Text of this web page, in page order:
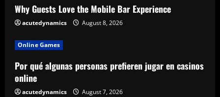
Why Guests Love the Mobile Bar Experience
acutedynamics August 8, 2026
Online Games
Por qué algunas personas prefieren jugar en casinos
online
acutedynamics August 7, 2026